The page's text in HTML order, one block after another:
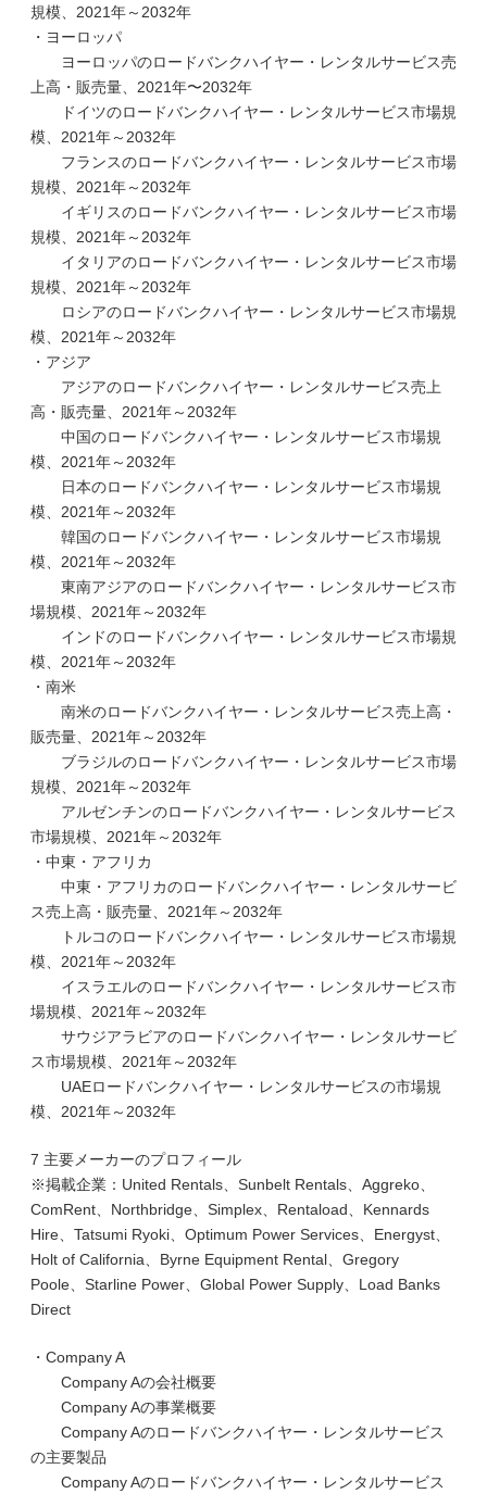
規模、2021年～2032年
・ヨーロッパ
ヨーロッパのロードバンクハイヤー・レンタルサービス売
上高・販売量、2021年〜2032年
ドイツのロードバンクハイヤー・レンタルサービス市場規
模、2021年～2032年
フランスのロードバンクハイヤー・レンタルサービス市場
規模、2021年～2032年
イギリスのロードバンクハイヤー・レンタルサービス市場
規模、2021年～2032年
イタリアのロードバンクハイヤー・レンタルサービス市場
規模、2021年～2032年
ロシアのロードバンクハイヤー・レンタルサービス市場規
模、2021年～2032年
・アジア
アジアのロードバンクハイヤー・レンタルサービス売上
高・販売量、2021年～2032年
中国のロードバンクハイヤー・レンタルサービス市場規
模、2021年～2032年
日本のロードバンクハイヤー・レンタルサービス市場規
模、2021年～2032年
韓国のロードバンクハイヤー・レンタルサービス市場規
模、2021年～2032年
東南アジアのロードバンクハイヤー・レンタルサービス市
場規模、2021年～2032年
インドのロードバンクハイヤー・レンタルサービス市場規
模、2021年～2032年
・南米
南米のロードバンクハイヤー・レンタルサービス売上高・
販売量、2021年～2032年
ブラジルのロードバンクハイヤー・レンタルサービス市場
規模、2021年～2032年
アルゼンチンのロードバンクハイヤー・レンタルサービス
市場規模、2021年～2032年
・中東・アフリカ
中東・アフリカのロードバンクハイヤー・レンタルサービ
ス売上高・販売量、2021年～2032年
トルコのロードバンクハイヤー・レンタルサービス市場規
模、2021年～2032年
イスラエルのロードバンクハイヤー・レンタルサービス市
場規模、2021年～2032年
サウジアラビアのロードバンクハイヤー・レンタルサービ
ス市場規模、2021年～2032年
UAEロードバンクハイヤー・レンタルサービスの市場規
模、2021年～2032年
7 主要メーカーのプロフィール
※掲載企業：United Rentals、Sunbelt Rentals、Aggreko、
ComRent、Northbridge、Simplex、Rentaload、Kennards
Hire、Tatsumi Ryoki、Optimum Power Services、Energyst、
Holt of California、Byrne Equipment Rental、Gregory
Poole、Starline Power、Global Power Supply、Load Banks
Direct
・Company A
Company Aの会社概要
Company Aの事業概要
Company Aのロードバンクハイヤー・レンタルサービス
の主要製品
Company Aのロードバンクハイヤー・レンタルサービス